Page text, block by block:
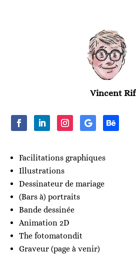
Vincent Rif
Facilitations graphiques
Illustrations
Dessinateur de mariage
(Bars à) portraits
Bande dessinée
Animation 2D
The fotomatondit
Graveur (page à venir)